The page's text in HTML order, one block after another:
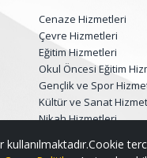
Cenaze Hizmetleri
Çevre Hizmetleri
Eğitim Hizmetleri
Okul Öncesi Eğitim
Gençlik ve Spor
Kültür ve Sanat
Nikah Hizmetleri
Sosyal Hizmetler